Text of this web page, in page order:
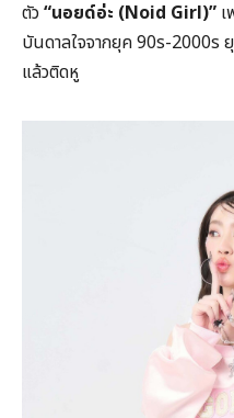
ตัว “นอยด์อ่ะ (Noid Girl)”
บันดาลใจจากยุค 90s-2000s
แล้วติดหู